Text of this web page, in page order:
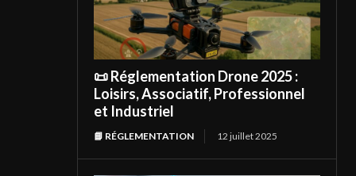
📜 Réglementation Drone 2025 :
Loisirs, Associatif, Professionnel
et Industriel
📘 RÉGLEMENTATION 12 juillet 2025